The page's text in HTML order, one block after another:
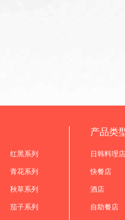
红黑系列
青花系列
秋草系列
茄子系列
产品类
日韩料理店
快餐店
酒店
自助餐店